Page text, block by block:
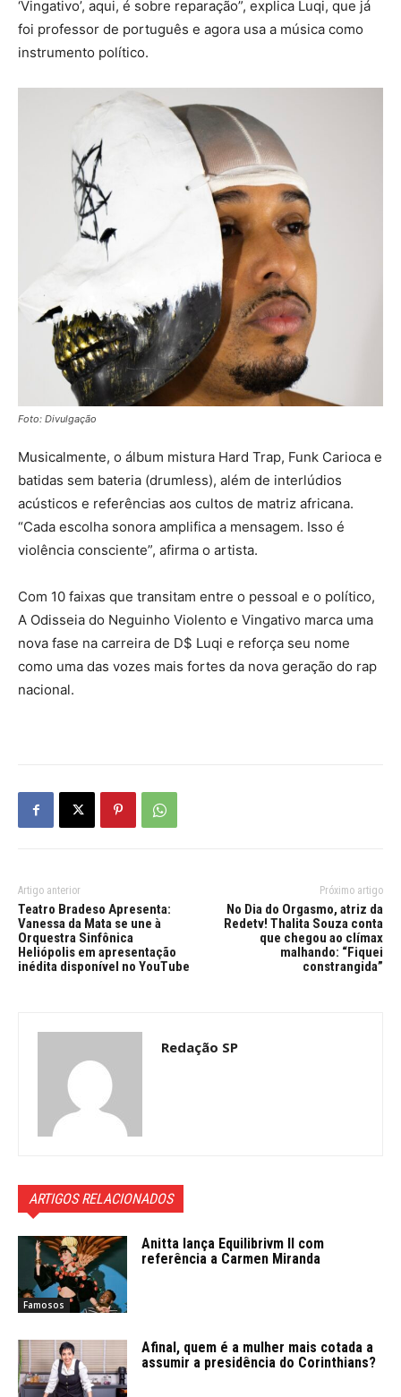
‘Vingativo’, aqui, é sobre reparação”, explica Luqi, que já
foi professor de português e agora usa a música como
instrumento político.
Foto: Divulgação
Musicalmente, o álbum mistura Hard Trap, Funk Carioca e
batidas sem bateria (drumless), além de interlúdios
acústicos e referências aos cultos de matriz africana.
“Cada escolha sonora amplifica a mensagem. Isso é
violência consciente”, afirma o artista.
Com 10 faixas que transitam entre o pessoal e o político,
A Odisseia do Neguinho Violento e Vingativo marca uma
nova fase na carreira de D$ Luqi e reforça seu nome
como uma das vozes mais fortes da nova geração do rap
nacional.
Artigo anterior
Teatro Bradeso Apresenta:
Vanessa da Mata se une à
Orquestra Sinfônica
Heliópolis em apresentação
inédita disponível no YouTube
Próximo artigo
No Dia do Orgasmo, atriz da
Redetv! Thalita Souza conta
que chegou ao clímax
malhando: “Fiquei
constrangida”
Redação SP
ARTIGOS RELACIONADOS
Famosos
Anitta lança Equilibrivm ll com
referência a Carmen Miranda
Afinal, quem é a mulher mais cotada a
assumir a presidência do Corinthians?